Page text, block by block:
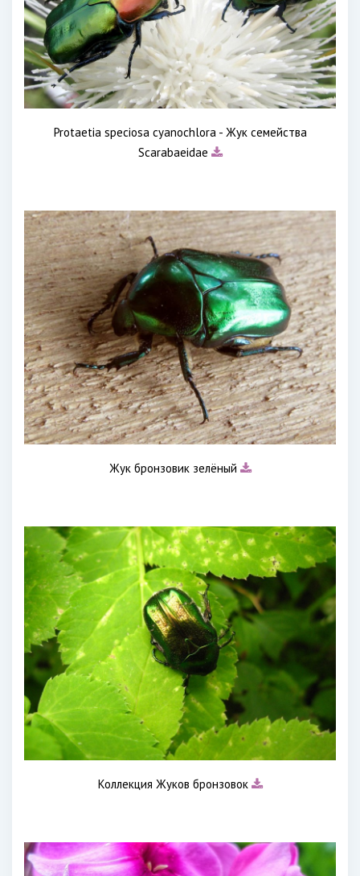
Protaetia speciosa cyanochlora - Жук семейства
Scarabaeidae
Жук бронзовик зелёный
Коллекция Жуков бронзовок